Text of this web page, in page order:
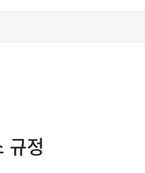
규정